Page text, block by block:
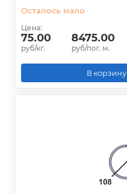
Осталось мало
Цена:
75.00
руб/кг.
8475.00
руб/пог. м.
В корзину